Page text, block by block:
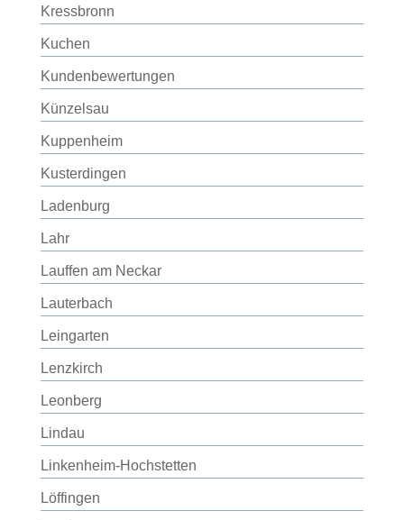
Kressbronn
Kuchen
Kundenbewertungen
Künzelsau
Kuppenheim
Kusterdingen
Ladenburg
Lahr
Lauffen am Neckar
Lauterbach
Leingarten
Lenzkirch
Leonberg
Lindau
Linkenheim-Hochstetten
Löffingen